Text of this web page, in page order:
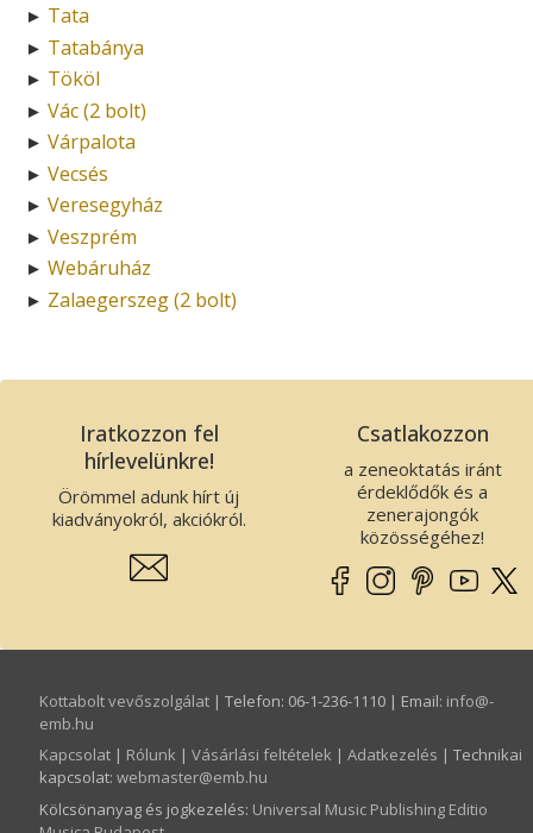
► Tata
► Tatabánya
► Tököl
► Vác (2 bolt)
► Várpalota
► Vecsés
► Veresegyház
► Veszprém
► Webáruház
► Zalaegerszeg (2 bolt)
Iratkozzon fel
hírlevelünkre!
Örömmel adunk hírt új
kiadványokról, akciókról.
Csatlakozzon
a zeneoktatás iránt
érdeklődők és a
zenerajongók
közösségéhez!
Kottabolt vevőszolgálat | Telefon: 06-1-236-1110 | Email: info­@­
emb.hu
Kapcsolat | Rólunk | Vásárlási feltételek | Adatkezelés | Technikai
kapcsolat: webmaster­@­emb.hu
Kölcsönanyag és jogkezelés: Universal Music Publishing Editio